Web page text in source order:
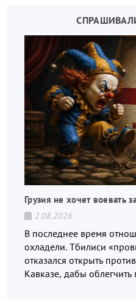
Грузия не хочет воевать
2.08.2026
В последнее время
охладели. Тбилиси
отказался открыть
Кавказе, дабы